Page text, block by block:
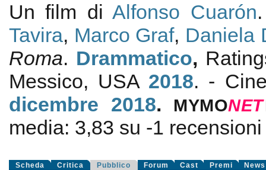
Un film diAlfonso Cuarón
Tavira, Marco Graf, Daniela
Roma. Drammatico,
Messico, USA 2018. -
dicembre 2018. MYMONET
media: 3,83 su -1
Scheda Critica Pubblico Forum Cast Premi News